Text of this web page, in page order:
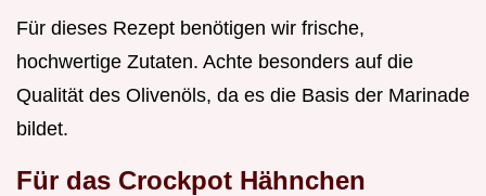
Für dieses Rezept benötigen wir frische,
hochwertige Zutaten. Achte besonders auf die
Qualität des Olivenöls, da es die Basis der Marinade
bildet.
Für das Crockpot Hähnchen